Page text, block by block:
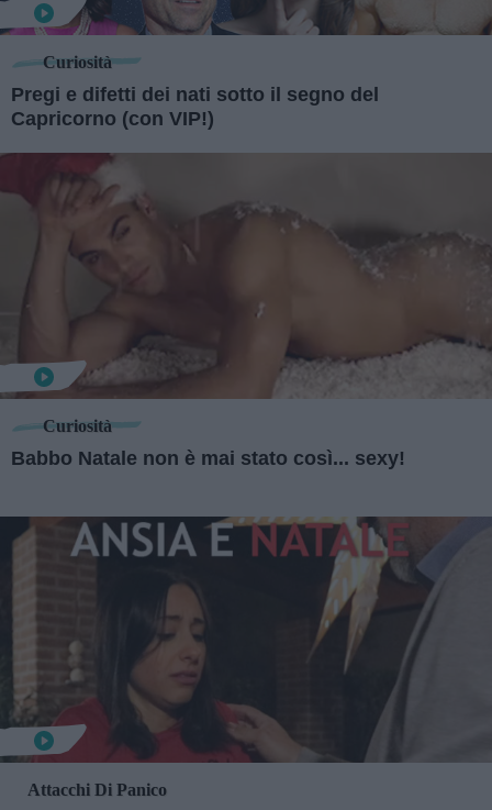
Curiosità
Pregi e difetti dei nati sotto il segno del
Capricorno (con VIP!)
Curiosità
Babbo Natale non è mai stato così... sexy!
Attacchi Di Panico